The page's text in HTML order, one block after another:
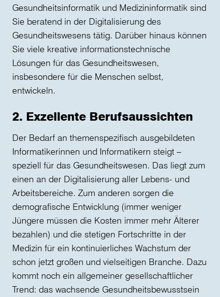
Gesundheitsinformatik und Medizininformatik sind
Sie beratend in der Digitalisierung des
Gesundheitswesens tätig. Darüber hinaus können
Sie viele kreative informationstechnische
Lösungen für das Gesundheitswesen,
insbesondere für die Menschen selbst,
entwickeln.
2. Exzellente Berufsaussichten
Der Bedarf an themenspezifisch ausgebildeten
Informatikerinnen und Informatikern steigt –
speziell für das Gesundheitswesen. Das liegt zum
einen an der Digitalisierung aller Lebens- und
Arbeitsbereiche. Zum anderen sorgen die
demografische Entwicklung (immer weniger
Jüngere müssen die Kosten immer mehr Älterer
bezahlen) und die stetigen Fortschritte in der
Medizin für ein kontinuierliches Wachstum der
schon jetzt großen und vielseitigen Branche. Dazu
kommt noch ein allgemeiner gesellschaftlicher
Trend: das wachsende Gesundheitsbewusstsein